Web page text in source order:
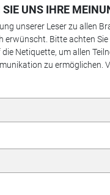
SIE UNS IHRE
unserer Leser zu allen
erwünscht. Bitte achten Sie
Netiquette, um allen
zu ermöglichen.